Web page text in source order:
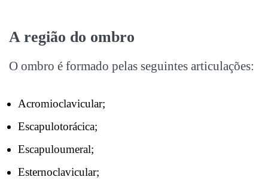
A região do ombro
O ombro é formado pelas seguintes articulações:
Acromioclavicular;
Escapulotorácica;
Escapuloumeral;
Esternoclavicular;